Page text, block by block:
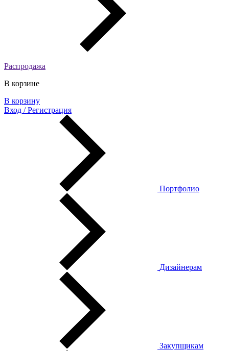
Распродажа
В корзине
В корзину
Вход / Регистрация
Портфолио
Дизайнерам
Закупщикам